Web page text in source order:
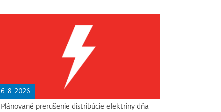
6. 8. 2026
Plánované prerušenie distribúcie elektriny dňa